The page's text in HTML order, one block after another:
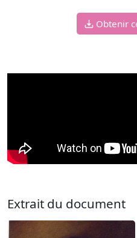
Obtenir
Extrait du document